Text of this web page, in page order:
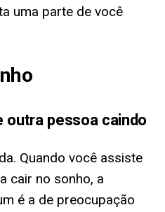
uma parte de você
outra pessoa caindo
Quando você assiste
cair no sonho, a
é a de preocupação